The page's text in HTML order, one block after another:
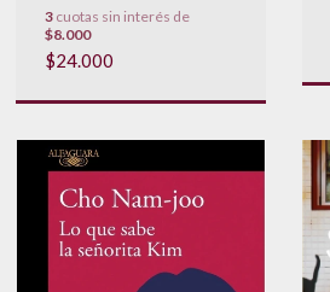
3cuotas sin interés de
$8.000
$24.000